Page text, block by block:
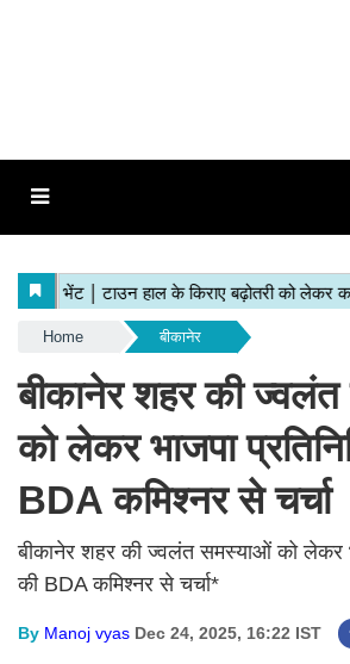
Home बीकानेर
बीकानेर शहर की
को लेकर भाजपा
BDA कमिश्नर से चर्चा
बीकानेर शहर की ज्वलंत समस्याओं को लेकर
की BDA कमिश्नर से चर्चा*
By Manoj vyas Dec 24, 2025, 16:22 IST